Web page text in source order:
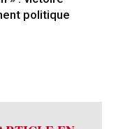
politique